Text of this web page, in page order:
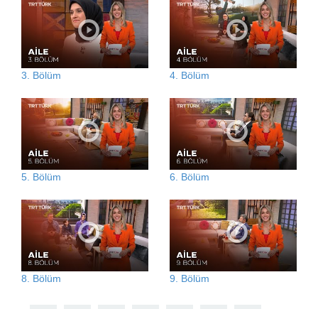
3. Bölüm 4. Bölüm
5. Bölüm 6. Bölüm
8. Bölüm 9. Bölüm